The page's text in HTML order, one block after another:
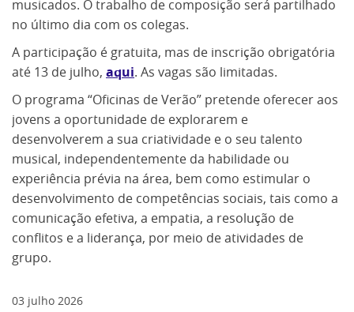
musicados. O trabalho de composição será partilhado
no último dia com os colegas.
A participação é gratuita, mas de inscrição obrigatória
até 13 de julho, aqui. As vagas são limitadas.
O programa “Oficinas de Verão” pretende oferecer aos
jovens a oportunidade de explorarem e
desenvolverem a sua criatividade e o seu talento
musical, independentemente da habilidade ou
experiência prévia na área, bem como estimular o
desenvolvimento de competências sociais, tais como a
comunicação efetiva, a empatia, a resolução de
conflitos e a liderança, por meio de atividades de
grupo.
03 julho 2026